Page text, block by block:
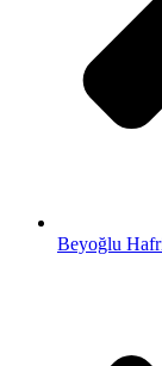
Beyoğlu